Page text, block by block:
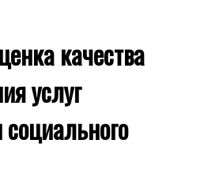
качества
услуг